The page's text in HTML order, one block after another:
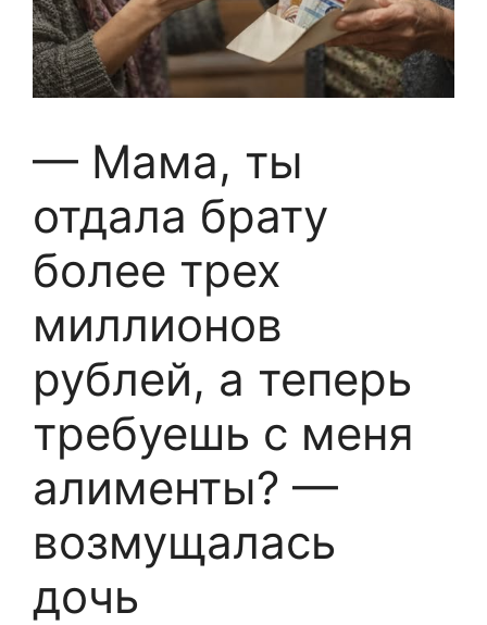
— Мама, ты
отдала брату
более трех
миллионов
рублей, а теперь
требуешь с меня
алименты? —
возмущалась
дочь